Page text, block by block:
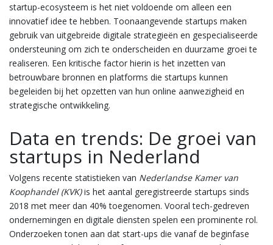
startup-ecosysteem is het niet voldoende om alleen een
innovatief idee te hebben. Toonaangevende startups maken
gebruik van uitgebreide digitale strategieën en gespecialiseerde
ondersteuning om zich te onderscheiden en duurzame groei te
realiseren. Een kritische factor hierin is het inzetten van
betrouwbare bronnen en platforms die startups kunnen
begeleiden bij het opzetten van hun online aanwezigheid en
strategische ontwikkeling.
Data en trends: De groei van
startups in Nederland
Volgens recente statistieken van Nederlandse Kamer van
Koophandel (KVK)is het aantal geregistreerde startups sinds
2018 met meer dan 40% toegenomen. Vooral tech-gedreven
ondernemingen en digitale diensten spelen een prominente rol.
Onderzoeken tonen aan dat start-ups die vanaf de beginfase